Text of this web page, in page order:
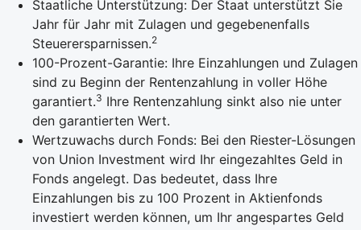
Staatliche Unterstützung: Der Staat unterstützt Sie
Jahr für Jahr mit Zulagen und gegebenenfalls
Steuerersparnissen.2
100-Prozent-Garantie: Ihre Einzahlungen und Zulagen
sind zu Beginn der Rentenzahlung in voller Höhe
garantiert.3 Ihre Rentenzahlung sinkt also nie unter
den garantierten Wert.
Wertzuwachs durch Fonds: Bei den Riester-Lösungen
von Union Investment wird Ihr eingezahltes Geld in
Fonds angelegt. Das bedeutet, dass Ihre
Einzahlungen bis zu 100 Prozent in Aktienfonds
investiert werden können, um Ihr angespartes Geld